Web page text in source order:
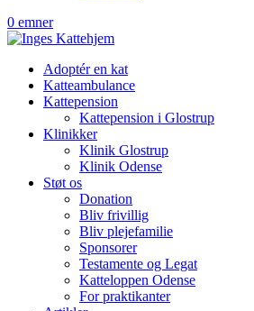
0 emner
Adoptér en kat
Katteambulance
Kattepension
Kattepension i Glostrup
Klinikker
Klinik Glostrup
Klinik Odense
Støt os
Donation
Bliv frivillig
Bliv plejefamilie
Sponsorer
Testamente og Legat
Katteloppen Odense
For praktikanter